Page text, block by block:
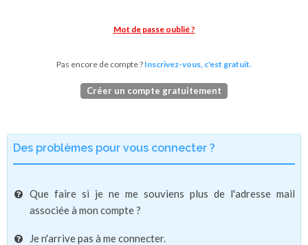
Mot de passe oublié ?
Pas encore de compte ? Inscrivez-vous, c'est gratuit.
Créer un compte gratuitement
Des problèmes pour vous connecter ?
Que faire si je ne me souviens plus de l'adresse mail
associée à mon compte ?
Je n'arrive pas à me connecter.